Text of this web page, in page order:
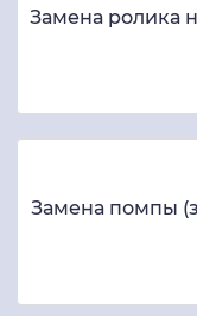
Замена ролика
Замена помпы